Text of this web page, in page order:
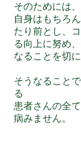
そのためには
自身はもちろ
たり前とし、
る向上に努め、
なることを切に
そうなること
る
患者さんの全
病みません。